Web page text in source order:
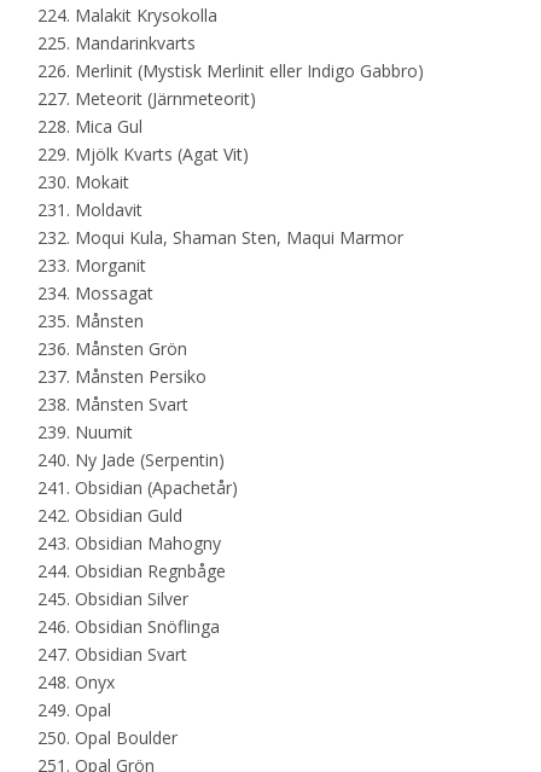
Malakit Krysokolla
Mandarinkvarts
Merlinit (Mystisk Merlinit eller Indigo Gabbro)
Meteorit (Järnmeteorit)
Mica Gul
Mjölk Kvarts (Agat Vit)
Mokait
Moldavit
Moqui Kula, Shaman Sten, Maqui Marmor
Morganit
Mossagat
Månsten
Månsten Grön
Månsten Persiko
Månsten Svart
Nuumit
Ny Jade (Serpentin)
Obsidian (Apachetår)
Obsidian Guld
Obsidian Mahogny
Obsidian Regnbåge
Obsidian Silver
Obsidian Snöflinga
Obsidian Svart
Onyx
Opal
Opal Boulder
Opal Grön